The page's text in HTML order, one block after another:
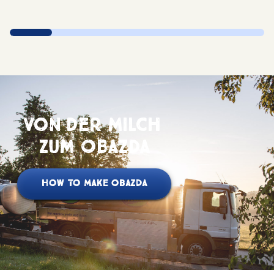
Von der Milch
zum Obazda
HOW TO MAKE OBAZDA